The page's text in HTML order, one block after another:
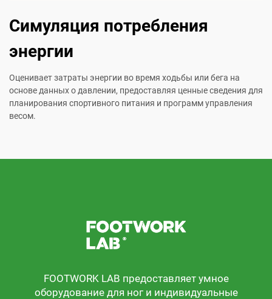
Симуляция потребления
энергии
Оценивает затраты энергии во время ходьбы или бега на
основе данных о давлении, предоставляя ценные сведения для
планирования спортивного питания и программ управления
весом.
FOOTWORK LAB предоставляет умное
оборудование для ног и индивидуальные